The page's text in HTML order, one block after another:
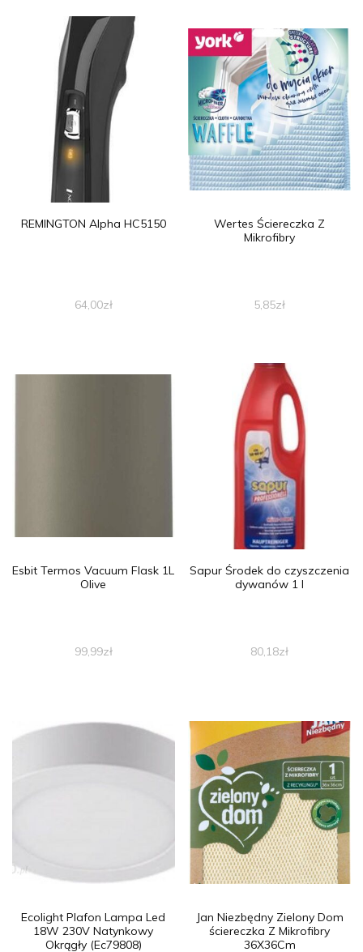
REMINGTON Alpha HC5150
64,00zł
Wertes Ściereczka Z
Mikrofibry
5,85zł
Esbit Termos Vacuum Flask 1L
Olive
99,99zł
Sapur Środek do czyszczenia
dywanów 1 l
80,18zł
Ecolight Plafon Lampa Led
18W 230V Natynkowy
Okrągły (Ec79808)
Jan Niezbędny Zielony Dom
ściereczka Z Mikrofibry
36X36Cm